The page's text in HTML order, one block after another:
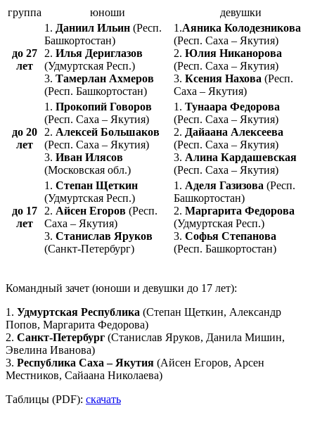
группа юноши девушки
до 27
лет
1. Даниил Ильин (Респ.
Башкортостан)
2. Илья Дериглазов
(Удмуртская Респ.)
3. Тамерлан Ахмеров
(Респ. Башкортостан)
1.Аяника Колодезникова
(Респ. Саха – Якутия)
2. Юлия Никанорова
(Респ. Саха – Якутия)
3. Ксения Нахова (Респ.
Саха – Якутия)
до 20
лет
1. Прокопий Говоров
(Респ. Саха – Якутия)
2. Алексей Большаков
(Респ. Саха – Якутия)
3. Иван Илясов
(Московская обл.)
1. Тунаара Федорова
(Респ. Саха – Якутия)
2. Дайаана Алексеева
(Респ. Саха – Якутия)
3. Алина Кардашевская
(Респ. Саха – Якутия)
до 17
лет
1. Степан Щеткин
(Удмуртская Респ.)
2. Айсен Егоров (Респ.
Саха – Якутия)
3. Станислав Яруков
(Санкт-Петербург)
1. Аделя Газизова (Респ.
Башкортостан)
2. Маргарита Федорова
(Удмуртская Респ.)
3. Софья Степанова
(Респ. Башкортостан)
Командный зачет (юноши и девушки до 17 лет):
1. Удмуртская Республика (Степан Щеткин, Александр
Попов, Маргарита Федорова)
2. Санкт-Петербург (Станислав Яруков, Данила Мишин,
Эвелина Иванова)
3. Республика Саха – Якутия (Айсен Егоров, Арсен
Местников, Сайаана Николаева)
Таблицы (PDF): скачать